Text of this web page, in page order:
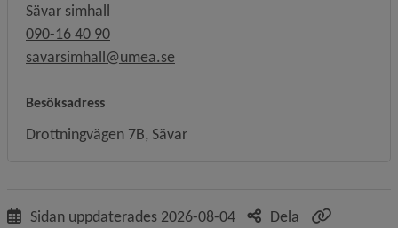
Sävar simhall
090-16 40 90
savarsimhall@umea.se
Besöksadress
Drottningvägen 7B, Sävar
Sidan uppdaterades 2026-08-04
Dela